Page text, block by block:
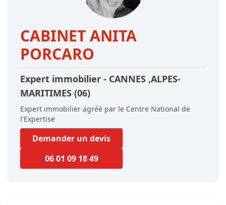
CABINET ANITA
PORCARO
Expert immobilier - CANNES ,ALPES-
MARITIMES (06)
Expert immobilier agréé par le Centre National de
l'Expertise
Demander un devis
06 01 09 18 49